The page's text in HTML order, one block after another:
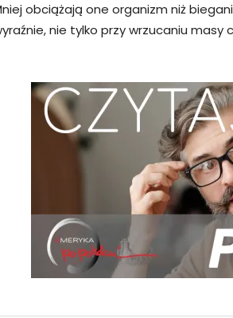
obciążają one organizm niż
nie tylko przy wrzucaniu masy